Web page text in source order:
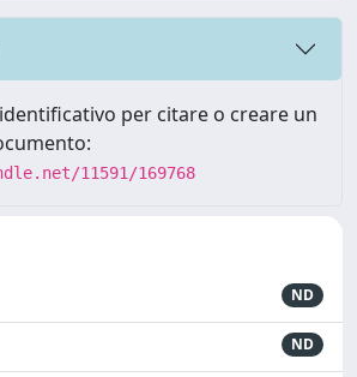
per citare o creare un
11591/169768
ND
ND